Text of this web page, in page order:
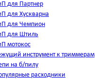
для Партнер
для Хускварна
для Чемпион
для Штиль
мотокос
инструмент к триммерам
на б/пилу
расходники